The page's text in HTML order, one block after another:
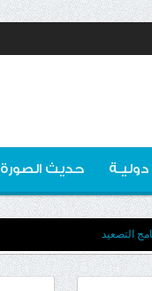
دوليـة حديث الصورة
التصعيد